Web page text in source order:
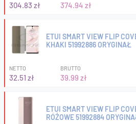
304.83 zł 374.94 zł
ETUI SMART VIEW FLIP
KHAKI 51992886 ORYGINAŁ
NETTO
32.51 zł
BRUTTO
39.99 zł
ETUI SMART VIEW FLIP
RÓŻOWE 51992884